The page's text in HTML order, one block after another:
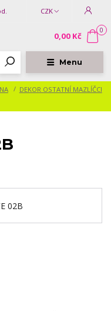
Menu
CZK
0
0,00 Kč
DEKOR OSTATNÍ MAZLÍČCI